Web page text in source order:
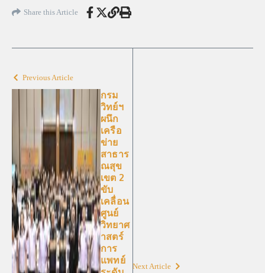
Share this Article
Previous Article
กรม
วิทย์ฯ
ผนึก
เครือ
ข่าย
สาธาร
ณสุข
เขต 2
ขับ
เคลื่อน
ศูนย์
วิทยาศ
าสตร์
การ
แพทย์
Next Article